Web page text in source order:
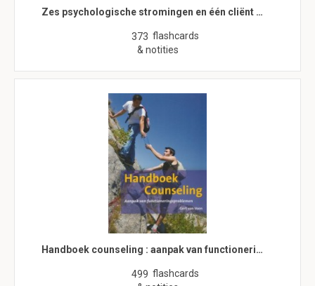
Zes psychologische stromingen en één cliënt …
373 flashcards
& notities
Handboek counseling : aanpak van functioneri…
499 flashcards